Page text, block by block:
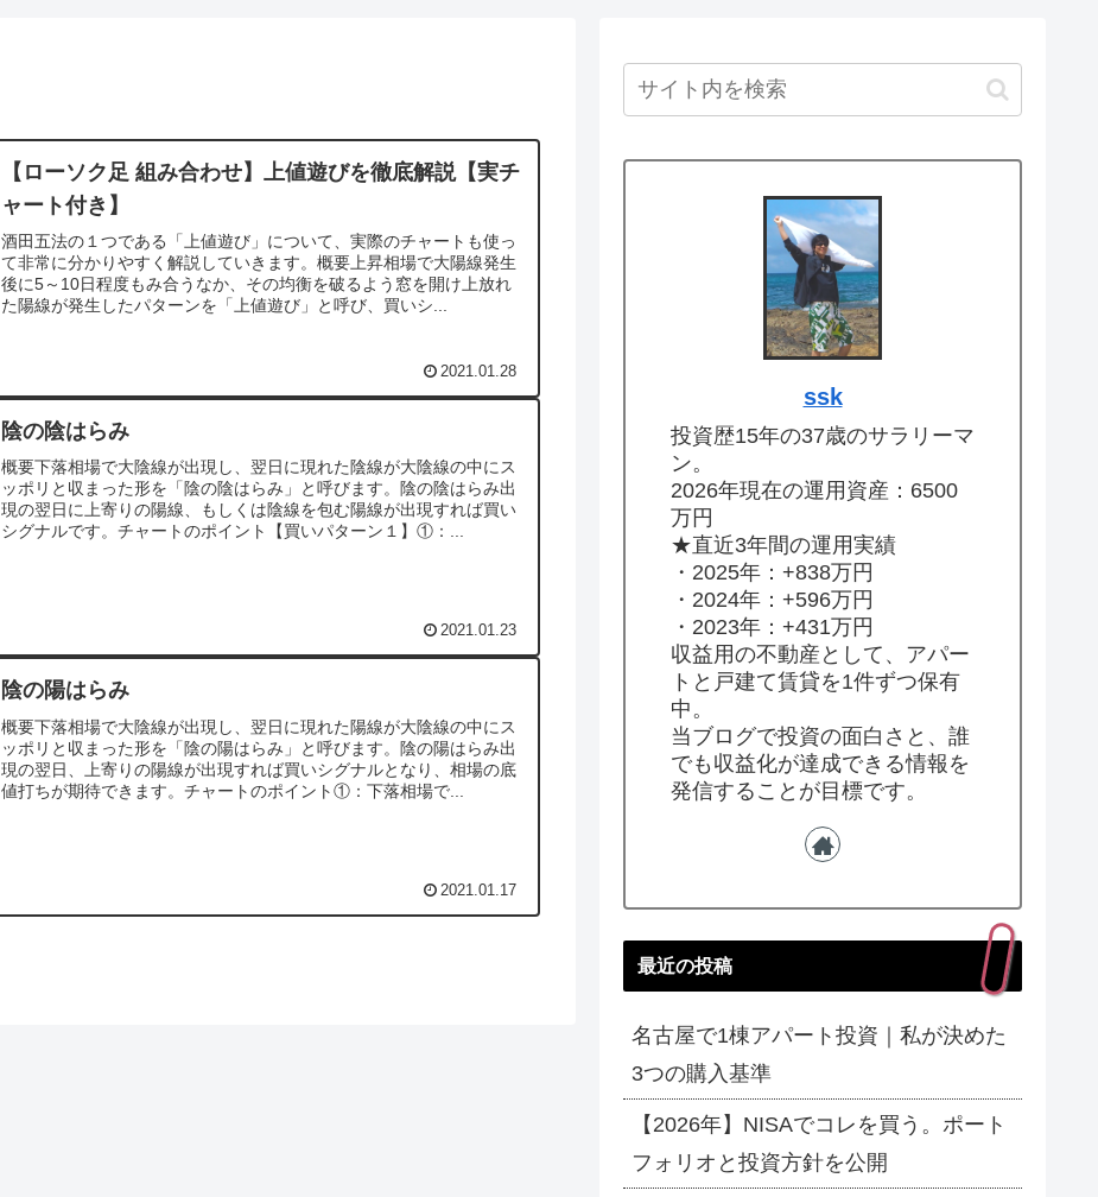
【ローソク足 組み合わせ】上値遊びを徹底解説【実チ
ャート付き】
酒田五法の１つである「上値遊び」について、実際のチャートも使っ
て非常に分かりやすく解説していきます。概要上昇相場で大陽線発生
後に5～10日程度もみ合うなか、その均衡を破るよう窓を開け上放れ
た陽線が発生したパターンを「上値遊び」と呼び、買いシ...
2021.01.28
陰の陰はらみ
概要下落相場で大陰線が出現し、翌日に現れた陰線が大陰線の中にス
ッポリと収まった形を「陰の陰はらみ」と呼びます。陰の陰はらみ出
現の翌日に上寄りの陽線、もしくは陰線を包む陽線が出現すれば買い
シグナルです。チャートのポイント【買いパターン１】①：...
2021.01.23
陰の陽はらみ
概要下落相場で大陰線が出現し、翌日に現れた陽線が大陰線の中にス
ッポリと収まった形を「陰の陽はらみ」と呼びます。陰の陽はらみ出
現の翌日、上寄りの陽線が出現すれば買いシグナルとなり、相場の底
値打ちが期待できます。チャートのポイント①：下落相場で...
2021.01.17
ssk
投資歴15年の37歳のサラリーマ
ン。
2026年現在の運用資産：6500
万円
★直近3年間の運用実績
・2025年：+838万円
・2024年：+596万円
・2023年：+431万円
収益用の不動産として、アパー
トと戸建て賃貸を1件ずつ保有
中。
当ブログで投資の面白さと、誰
でも収益化が達成できる情報を
発信することが目標です。
最近の投稿
名古屋で1棟アパート投資｜私が決めた
3つの購入基準
【2026年】NISAでコレを買う。ポート
フォリオと投資方針を公開